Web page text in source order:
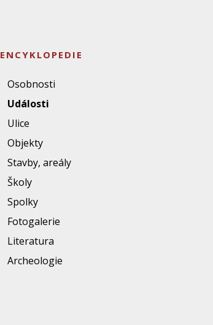
ENCYKLOPEDIE
Osobnosti
Události
Ulice
Objekty
Stavby, areály
Školy
Spolky
Fotogalerie
Literatura
Archeologie